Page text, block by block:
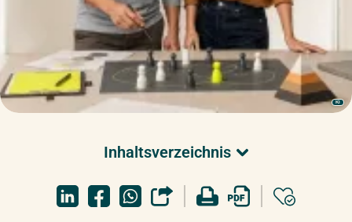
KI
Inhaltsverzeichnis
Führungskompetenzen Weiterbildungen